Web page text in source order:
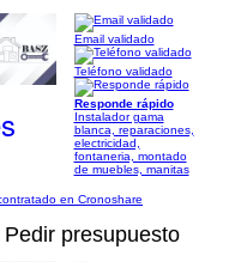
Email validado
Teléfono validado
Responde rápido
Instalador gama
blanca, reparaciones,
electricidad,
fontaneria, montado
de muebles, manitas
en Cronoshare
Pedir presupuesto